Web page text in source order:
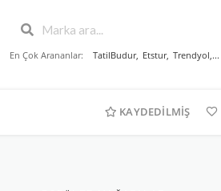
En Çok Arananlar: TatilBudur, Etstur, Trendyol,...
KAYDEDILMIŞ